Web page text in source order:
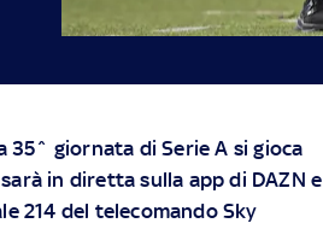
35^ giornata di Serie A si gioca
in diretta sulla app di DAZN e
214 del telecomando Sky